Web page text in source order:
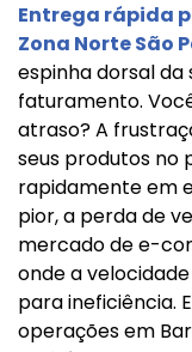
Entrega rápida
Zona Norte São
espinha dorsal da
faturamento.
atraso? A
seus produtos no
rapidamente em
pior, a perda de
mercado de e-
onde a
para ineficiência.
operações em